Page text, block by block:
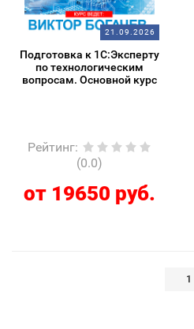
21.09.2026
Подготовка к 1С:Эксперту
по технологическим
вопросам. Основной курс
Рейтинг:
(0.0)
от 19650 руб.
1